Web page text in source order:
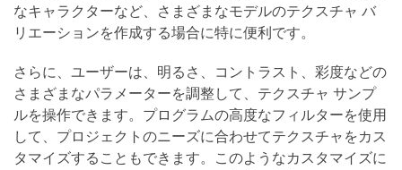
なキャラクターなど、さまざまなモデルのテクスチャ バ
リエーションを作成する場合に特に便利です。
さらに、ユーザーは、明るさ、コントラスト、彩度などの
さまざまなパラメーターを調整して、テクスチャ サンプ
ルを操作できます。プログラムの高度なフィルターを使用
して、プロジェクトのニーズに合わせてテクスチャをカス
タマイズすることもできます。このようなカスタマイズに